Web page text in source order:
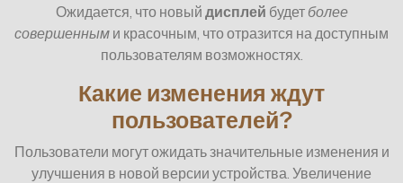
Ожидается, что новый дисплей будет более
совершенным и красочным, что отразится на доступным
пользователям возможностях.
Какие изменения ждут
пользователей?
Пользователи могут ожидать значительные изменения и
улучшения в новой версии устройства. Увеличение